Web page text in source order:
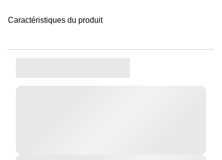
Caractéristiques du produit